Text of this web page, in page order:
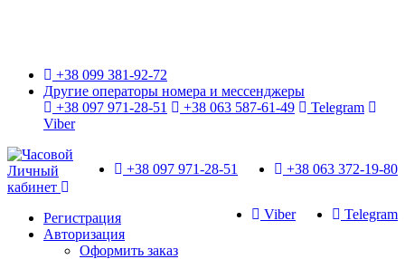
+38 099 381-92-72
Другие операторы номера и мессенджеры
+38 097 971-28-51
+38 063 587-61-49
Telegram
Viber
+38 063 372-19-80
+38 097 971-28-51
Telegram
Viber
Личный
кабинет
Регистрация
Авторизация
Оформить заказ